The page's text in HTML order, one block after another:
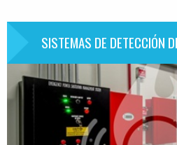
SISTEMAS DE DETECCIÓN